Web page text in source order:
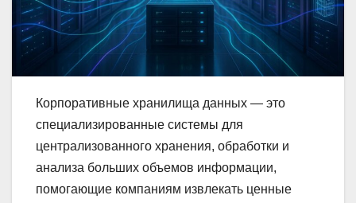
Корпоративные хранилища данных — это
специализированные системы для
централизованного хранения, обработки и
анализа больших объемов информации,
помогающие компаниям извлекать ценные